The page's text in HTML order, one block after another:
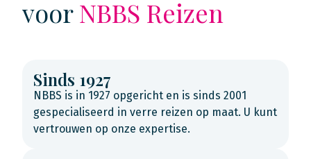
voorNBBS Reizen
Sinds 1927
NBBS is in 1927 opgericht en is sinds 2001
gespecialiseerd in verre reizen op maat. U kunt
vertrouwen op onze expertise.